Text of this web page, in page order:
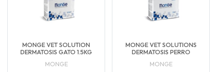
MONGE VET SOLUTION
DERMATOSIS GATO 1.5KG
MONGE
MONGE VET SOLUTIONS
DERMATOSIS PERRO
MONGE